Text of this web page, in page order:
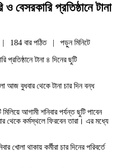
প্রতিষ্ঠানে টানা
| 184 বার পঠিত | পড়ুনমিনিটে
আজ বুধবার থেকে টানা চার দিন বন্ধ
মিলিয়ে আগামী শনিবার পর্যন্ত ছুটি পাবেন
থেকে কর্মস্থলে ফিরবেন তারা। এর মধ্যে
খোলা থাকায় কর্মীরা চার দিনের পরিবর্তে